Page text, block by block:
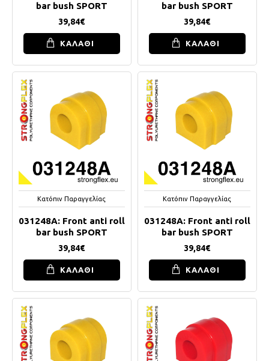
bar bush SPORT
39,84€
ΚΑΛΑΘΙ
bar bush SPORT
39,84€
ΚΑΛΑΘΙ
Κατόπιν Παραγγελίας
031248A: Front anti roll
bar bush SPORT
39,84€
ΚΑΛΑΘΙ
Κατόπιν Παραγγελίας
031248A: Front anti roll
bar bush SPORT
39,84€
ΚΑΛΑΘΙ